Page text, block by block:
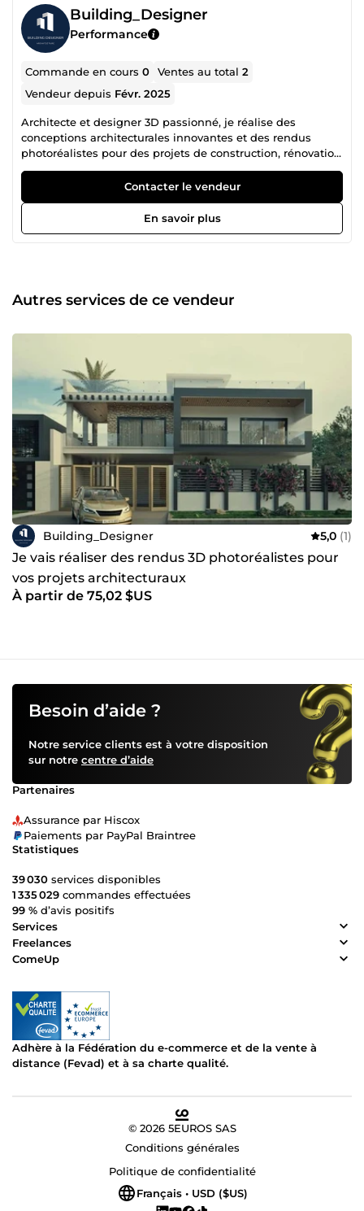
Building_Designer
Performance
Commande en cours0 Ventes au total2
Vendeur depuis Févr. 2025
Architecte et designer 3D passionné, je réalise des
conceptions architecturales innovantes et des rendus
photoréalistes pour des projets de construction, rénovation
et aménagement. Mon objectif est d’offrir des solutions
sur mesure qui allient esthétique, fonctionnalité et
réalisme. Besoin d’un expert pour donner vie à votre projet
? Contactez-moi dès maintenant !
Contacter le vendeur
En savoir plus
Autres services de ce vendeur
Building_Designer 5,0 (1)
Je vais réaliser des rendus 3D photoréalistes pour
vos projets architecturaux
À partir de 75,02 $US
Besoin d’aide ?
Notre service clients est à votre disposition
sur notre centre d’aide
Partenaires
Assurance par Hiscox
Paiements par PayPal Braintree
Statistiques
39 030 services disponibles
1 335 029 commandes effectuées
99 % d’avis positifs
Services
Freelances
ComeUp
Adhère à la Fédération du e-commerce et de la vente à
distance (Fevad) et à sa charte qualité.
© 2026 5EUROS SAS
Conditions générales
Politique de confidentialité
Français • USD ($US)